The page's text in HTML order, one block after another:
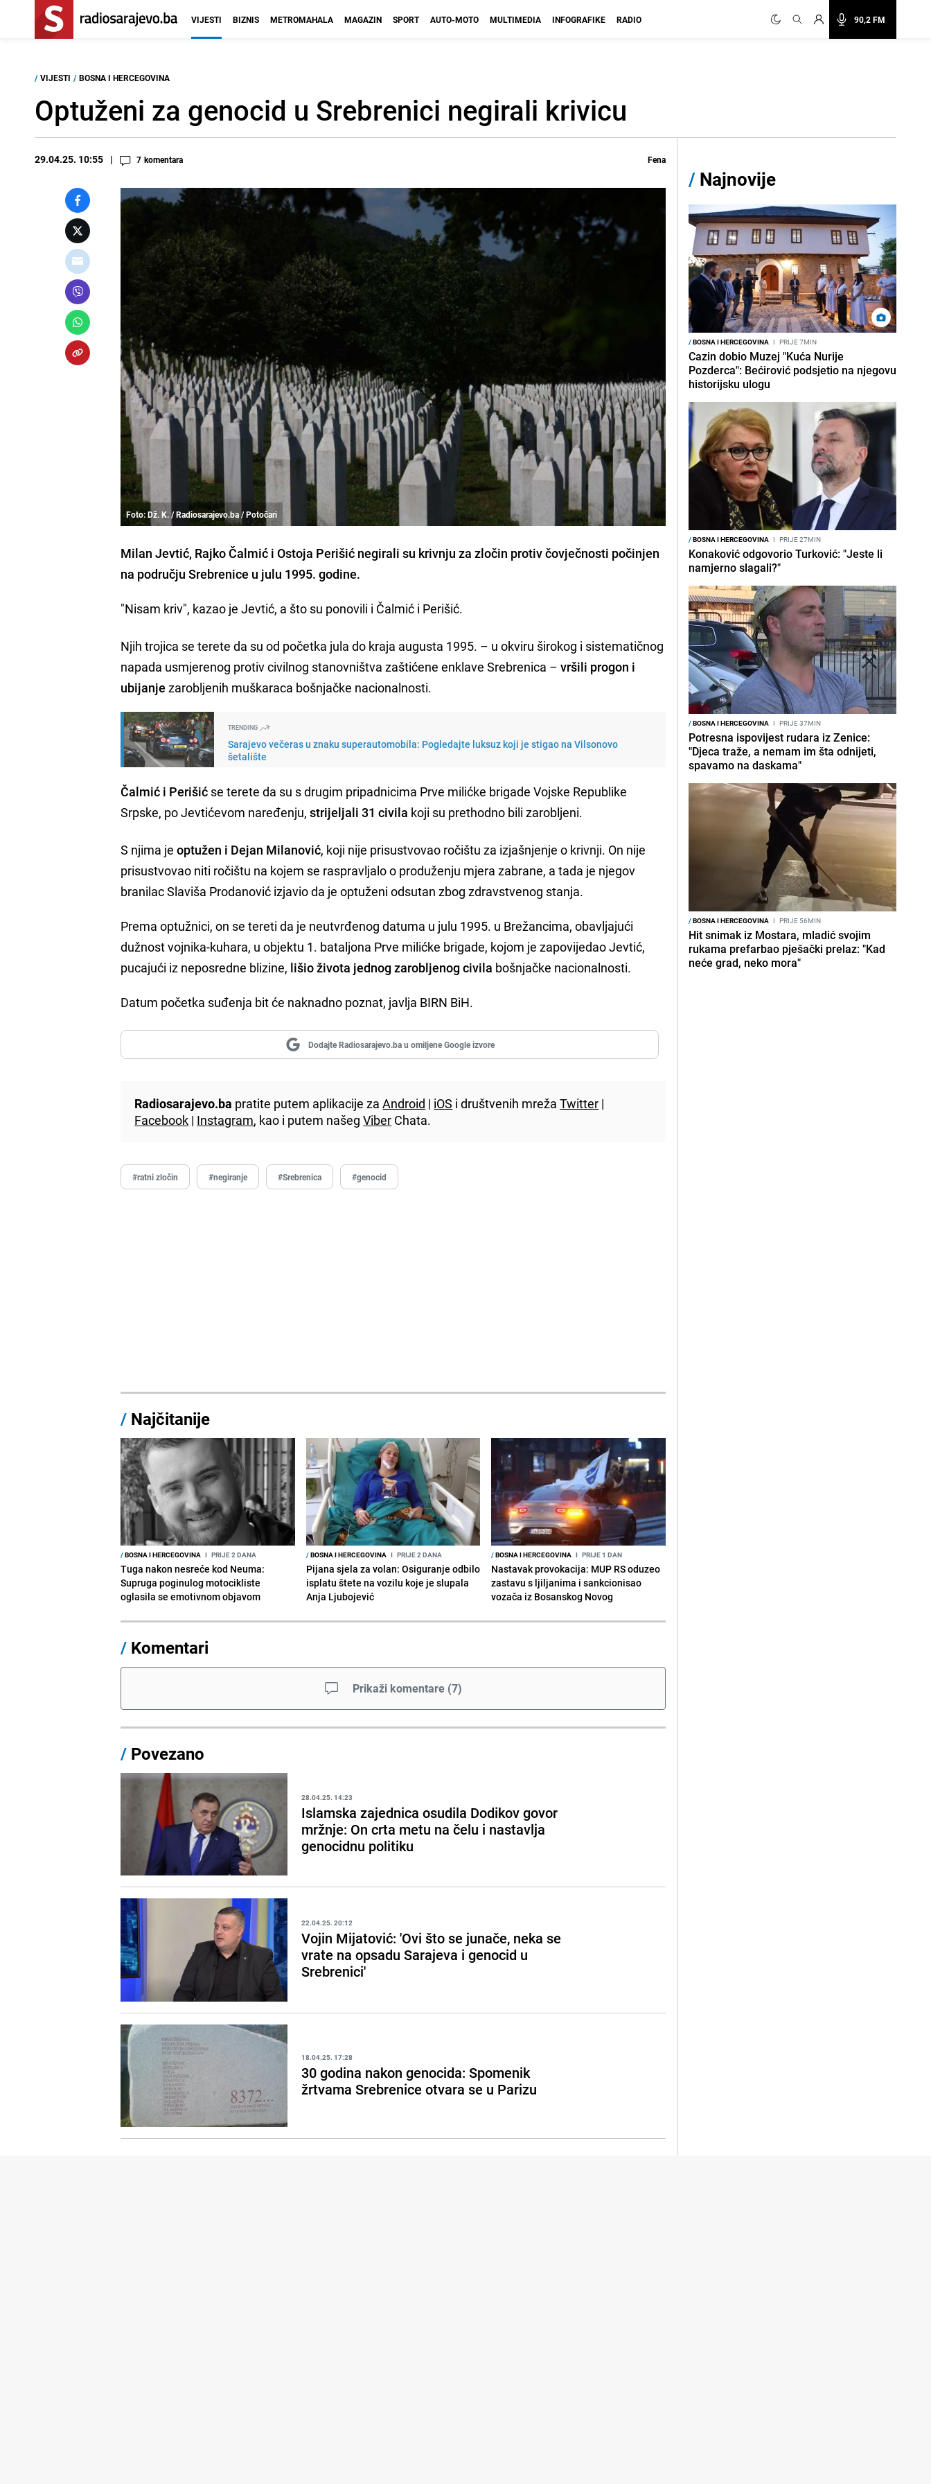
90,2 FM
VIJESTI BIZNIS METROMAHALA MAGAZIN SPORT AUTO-MOTO MULTIMEDIA INFOGRAFIKE RADIO
/ VIJESTI / BOSNA I HERCEGOVINA
Optuženi za genocid u Srebrenici negirali krivicu
29.04.25. 10:55 7 komentara Fena
Foto: Dž. K. / Radiosarajevo.ba / Potočari
Milan Jevtić, Rajko Čalmić i Ostoja Perišić negirali su krivnju za zločin protiv čovječnosti počinjen
na području Srebrenice u julu 1995. godine.
"Nisam kriv", kazao je Jevtić, a što su ponovili i Čalmić i Perišić.
Njih trojica se terete da su od početka jula do kraja augusta 1995. – u okviru širokog i sistematičnog
napada usmjerenog protiv civilnog stanovništva zaštićene enklave Srebrenica –vršili progon i
ubijanje zarobljenih muškaraca bošnjačke nacionalnosti.
TRENDING
Sarajevo večeras u znaku superautomobila: Pogledajte luksuz koji je stigao na Vilsonovo
šetalište
Čalmić i Perišić se terete da su s drugim pripadnicima Prve milićke brigade Vojske Republike
Srpske, po Jevtićevom naređenju,strijeljali 31 civila koji su prethodno bili zarobljeni.
S njima jeoptužen i Dejan Milanović, koji nije prisustvovao ročištu za izjašnjenje o krivnji. On nije
prisustvovao niti ročištu na kojem se raspravljalo o produženju mjera zabrane, a tada je njegov
branilac Slaviša Prodanović izjavio da je optuženi odsutan zbog zdravstvenog stanja.
Prema optužnici, on se tereti da je neutvrđenog datuma u julu 1995. u Brežancima, obavljajući
dužnost vojnika-kuhara, u objektu 1. bataljona Prve milićke brigade, kojom je zapovijedao Jevtić,
pucajući iz neposredne blizine, lišio života jednog zarobljenog civila bošnjačke nacionalnosti.
Datum početka suđenja bit će naknadno poznat, javlja BIRN BiH.
Dodajte Radiosarajevo.ba u omiljene Google izvore
Radiosarajevo.ba pratite putem aplikacije zaAndroid | iOS i društvenih mrežaTwitter |
Facebook | Instagram, kao i putem našegViber Chata.
#ratni zločin #negiranje #Srebrenica #genocid
/ Najčitanije
/BOSNA I HERCEGOVINA I PRIJE 2 DANA
Tuga nakon nesreće kod Neuma:
Supruga poginulog motocikliste
oglasila se emotivnom objavom
/BOSNA I HERCEGOVINA I PRIJE 2 DANA
Pijana sjela za volan: Osiguranje odbilo
isplatu štete na vozilu koje je slupala
Anja Ljubojević
/BOSNA I HERCEGOVINA I PRIJE 1 DAN
Nastavak provokacija: MUP RS oduzeo
zastavu s ljiljanima i sankcionisao
vozača iz Bosanskog Novog
/ Komentari
Prikaži komentare (7)
/ Povezano
28.04.25. 14:23
Islamska zajednica osudila Dodikov govor
mržnje: On crta metu na čelu i nastavlja
genocidnu politiku
22.04.25. 20:12
Vojin Mijatović: 'Ovi što se junače, neka se
vrate na opsadu Sarajeva i genocid u
Srebrenici'
18.04.25. 17:28
30 godina nakon genocida: Spomenik
žrtvama Srebrenice otvara se u Parizu
/ Najnovije
/BOSNA I HERCEGOVINA I PRIJE 7MIN
Cazin dobio Muzej "Kuća Nurije
Pozderca": Bećirović podsjetio na njegovu
historijsku ulogu
/BOSNA I HERCEGOVINA I PRIJE 27MIN
Konaković odgovorio Turković: "Jeste li
namjerno slagali?"
/BOSNA I HERCEGOVINA I PRIJE 37MIN
Potresna ispovijest rudara iz Zenice:
"Djeca traže, a nemam im šta odnijeti,
spavamo na daskama"
/BOSNA I HERCEGOVINA I PRIJE 56MIN
Hit snimak iz Mostara, mladić svojim
rukama prefarbao pješački prelaz: "Kad
neće grad, neko mora"